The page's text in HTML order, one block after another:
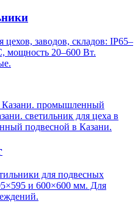
заводов, складов: IP65–
мощность 20–600 Вт.
промышленный
светильник для цеха в
подвесной в Казани.
для подвесных
и 600×600 мм. Для